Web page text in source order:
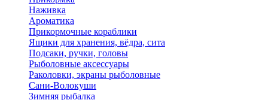
Наживка
Ароматика
Прикормочные кораблики
Ящики для хранения, вёдра, сита
Подсаки, ручки, головы
Рыболовные аксессуары
Раколовки, экраны рыболовные
Сани-Волокуши
Зимняя рыбалка